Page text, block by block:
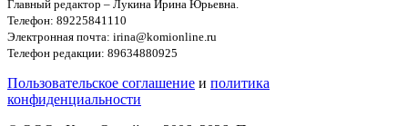
Главный редактор – Лукина Ирина Юрьевна.
Телефон: 89225841110
Электронная почта: irina@komionline.ru
Телефон редакции: 89634880925
Пользовательское соглашение и политика
конфиденциальности